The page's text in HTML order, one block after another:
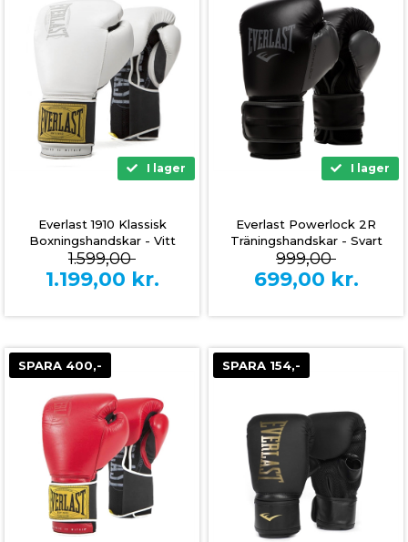
I lager
Everlast 1910 Klassisk
Boxningshandskar - Vitt
1.599,00
1.199,00 kr.
I lager
Everlast Powerlock 2R
Träningshandskar - Svart
999,00
699,00 kr.
SPARA 400,- SPARA 154,-